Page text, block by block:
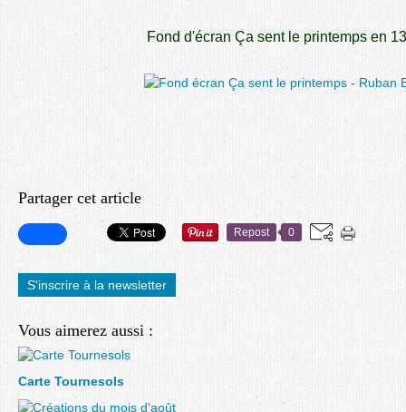
Fond d'écran Ça sent le printemps en
Partager cet article
Repost 0
S'inscrire à la newsletter
Vous aimerez aussi :
Carte Tournesols